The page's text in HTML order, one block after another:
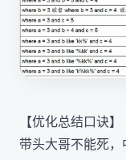
【优化总结口诀
带头大哥不能死，